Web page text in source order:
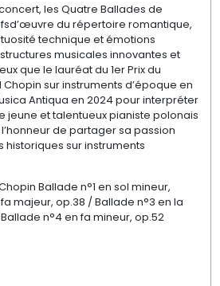
les Quatre Ballades de
du répertoire romantique,
technique et émotions
musicales innovantes et
que le lauréat du 1er Prix du
sur instruments d’époque en
Antiqua en 2024 pour interpréter
jeune et talentueux pianiste polonais
de partager sa passion
sur instruments
Ballade n°1 en sol mineur,
majeur, op.38 / Ballade n°3 en la
n°4 en fa mineur, op.52